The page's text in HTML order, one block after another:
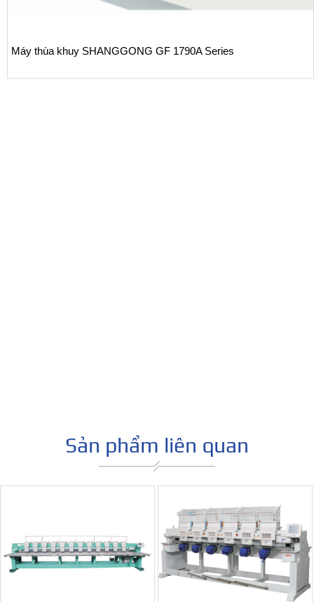
Máy thùa khuy SHANGGONG GF 1790A Series
Sản phẩm liên quan